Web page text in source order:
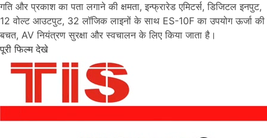
गति और प्रकाश का पता लगाने की क्षमता, इन्फ्रारेड एमिटर्स, डिजिटल इनपुट,
12 वोल्ट आउटपुट, 32 लॉजिक लाइनों के साथ ES-10F का उपयोग ऊर्जा की
बचत, AV नियंत्रण सुरक्षा और स्वचालन के लिए किया जाता है।
पूरी फिल्म देखे